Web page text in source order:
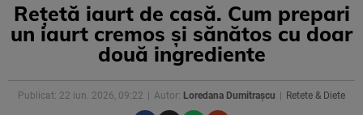
Rețetă iaurt de casă. Cum prepari
un iaurt cremos și sănătos cu doar
două ingrediente
Publicat: 22 iun. 2026, 09:22 Autor: Loredana Dumitrașcu Retete & Diete